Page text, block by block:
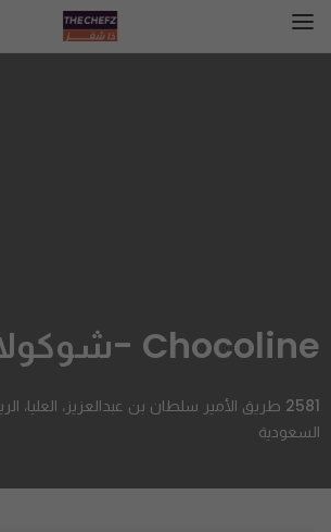
Chocoline -شوكولاين
السعودية